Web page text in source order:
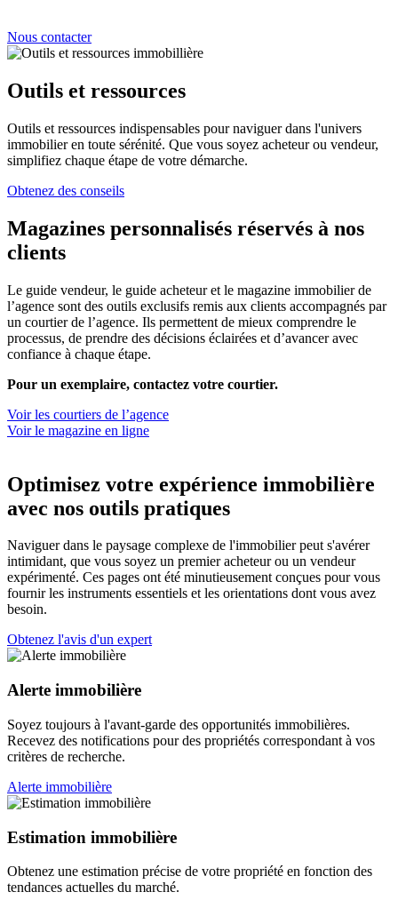
Nous contacter
Outils et ressources
Outils et ressources indispensables pour naviguer dans l'univers
immobilier en toute sérénité. Que vous soyez acheteur ou vendeur,
simplifiez chaque étape de votre démarche.
Obtenez des conseils
Magazines personnalisés réservés à nos
clients
Le guide vendeur, le guide acheteur et le magazine immobilier de
l’agence sont des outils exclusifs remis aux clients accompagnés par
un courtier de l’agence. Ils permettent de mieux comprendre le
processus, de prendre des décisions éclairées et d’avancer avec
confiance à chaque étape.
Pour un exemplaire, contactez votre courtier.
Voir les courtiers de l’agence
Voir le magazine en ligne
Optimisez votre expérience immobilière
avec nos outils pratiques
Naviguer dans le paysage complexe de l'immobilier peut s'avérer
intimidant, que vous soyez un premier acheteur ou un vendeur
expérimenté. Ces pages ont été minutieusement conçues pour vous
fournir les instruments essentiels et les orientations dont vous avez
besoin.
Obtenez l'avis d'un expert
Alerte immobilière
Soyez toujours à l'avant-garde des opportunités immobilières.
Recevez des notifications pour des propriétés correspondant à vos
critères de recherche.
Alerte immobilière
Estimation immobilière
Obtenez une estimation précise de votre propriété en fonction des
tendances actuelles du marché.